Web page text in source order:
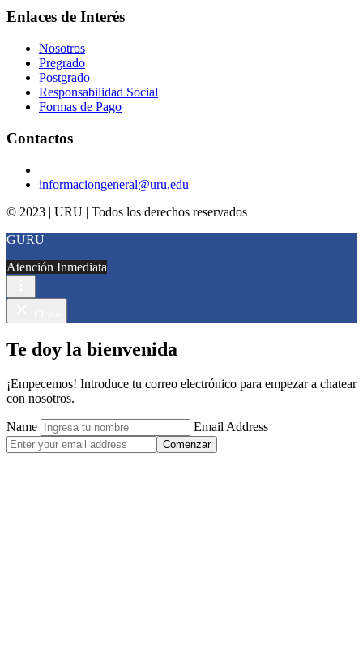
Enlaces de Interés
Nosotros
Pregrado
Postgrado
Responsabilidad Social
Formas de Pago
Contactos
informaciongeneral@uru.edu
© 2023 | URU | Todos los derechos reservados
GURU
Atención Inmediata
Te doy la bienvenida
¡Empecemos! Introduce tu correo electrónico para empezar a chatear
con nosotros.
Name Email Address
Comenzar